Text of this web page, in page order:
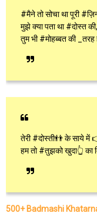
#मैने तो सोचा था पूरी
मुझे क्या पता था #दोस्त की,
तुम भी #मोहब्बत की _तरह
तेरी #दोस्ती👬 के साये में
हम तो #तुझको खुदा👆 का
500+ Badmashi